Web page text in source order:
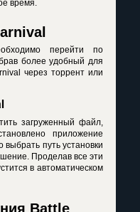
время.
перейти по
более удобный для
через торрент или
загруженный файл,
приложение
путь установки
Проделав все эти
в автоматическом
Battle